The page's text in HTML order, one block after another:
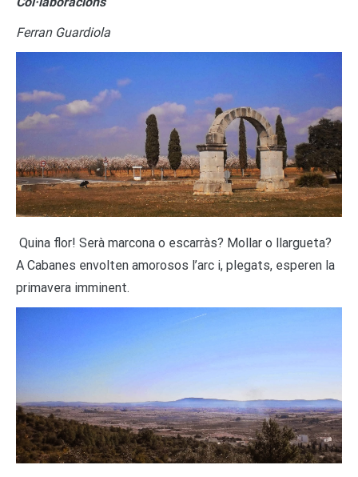
Ferran Guardiola
Quina flor! Serà marcona o escarràs? Mollar o llargueta?
A Cabanes envolten amorosos l’arc i, plegats, esperen la
primavera imminent.